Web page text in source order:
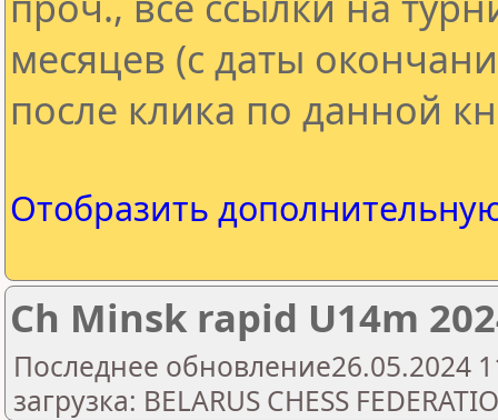
месяцев (с даты
после клика по данной
Отобразить
Ch Minsk rapid U14m
Последнее обновление26.05.2024
загрузка: BELARUS CHESS